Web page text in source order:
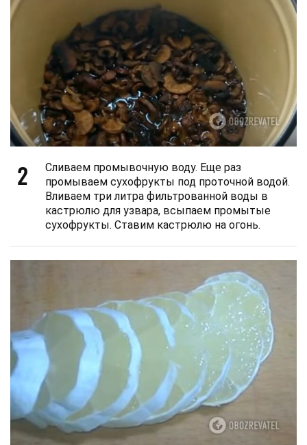
2
Сливаем промывочную воду. Еще раз
промываем сухофрукты под проточной водой.
Вливаем три литра фильтрованной воды в
кастрюлю для узвара, всыпаем промытые
сухофрукты. Ставим кастрюлю на огонь.